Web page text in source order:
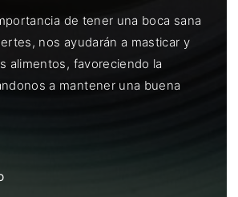
de tener una boca sana
nos ayudarán a masticar y
alimentos, favoreciendo la
a mantener una buena